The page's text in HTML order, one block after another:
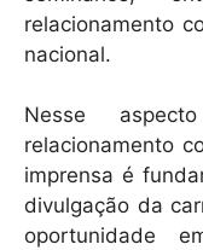
relacionamento
nacional.
Nesse
relacionamento
imprensa é
divulgação da
oportunidade